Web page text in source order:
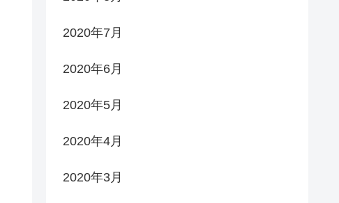
2020年7月
2020年6月
2020年5月
2020年4月
2020年3月